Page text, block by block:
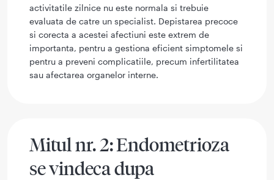
activitatile zilnice nu este normala si trebuie
evaluata de catre un specialist. Depistarea precoce
si corecta a acestei afectiuni este extrem de
importanta, pentru a gestiona eficient simptomele si
pentru a preveni complicatiile, precum infertilitatea
sau afectarea organelor interne.
Mitul nr. 2: Endometrioza
se vindeca dupa